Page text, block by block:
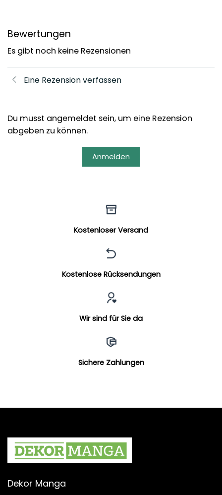
Bewertungen
Es gibt noch keine Rezensionen
Eine Rezension verfassen
Du musst angemeldet sein, um eine Rezension
abgeben zu können.
Anmelden
Kostenloser Versand
Kostenlose Rücksendungen
Wir sind für Sie da
Sichere Zahlungen
Dekor Manga